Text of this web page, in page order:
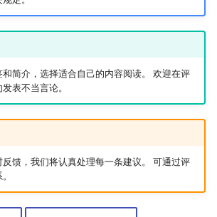
简介，选择适合自己的内容阅读。 欢迎在评
表不当言论。
馈，我们将认真处理每一条建议。 可通过评